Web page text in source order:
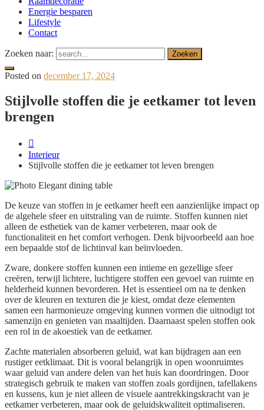
Energie besparen
Lifestyle
Contact
Zoeken naar:
Posted on december 17, 2024
Stijlvolle stoffen die je eetkamer tot leven
brengen
Interieur
Stijlvolle stoffen die je eetkamer tot leven brengen
De keuze van stoffen in je eetkamer heeft een aanzienlijke impact op
de algehele sfeer en uitstraling van de ruimte. Stoffen kunnen niet
alleen de esthetiek van de kamer verbeteren, maar ook de
functionaliteit en het comfort verhogen. Denk bijvoorbeeld aan hoe
een bepaalde stof de lichtinval kan beïnvloeden.
Zware, donkere stoffen kunnen een intieme en gezellige sfeer
creëren, terwijl lichtere, luchtigere stoffen een gevoel van ruimte en
helderheid kunnen bevorderen. Het is essentieel om na te denken
over de kleuren en texturen die je kiest, omdat deze elementen
samen een harmonieuze omgeving kunnen vormen die uitnodigt tot
samenzijn en genieten van maaltijden. Daarnaast spelen stoffen ook
een rol in de akoestiek van de eetkamer.
Zachte materialen absorberen geluid, wat kan bijdragen aan een
rustiger eetklimaat. Dit is vooral belangrijk in open woonruimtes
waar geluid van andere delen van het huis kan doordringen. Door
strategisch gebruik te maken van stoffen zoals gordijnen, tafellakens
en kussens, kun je niet alleen de visuele aantrekkingskracht van je
eetkamer verbeteren, maar ook de geluidskwaliteit optimaliseren.